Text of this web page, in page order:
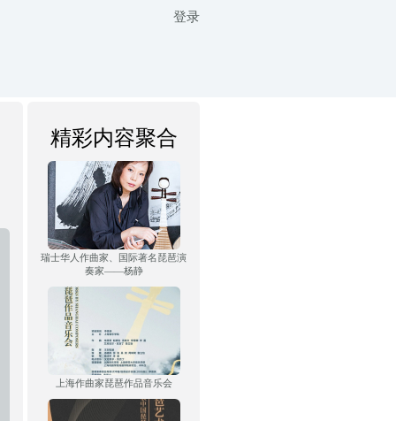
登录
精彩内容聚合
瑞士华人作曲家、国际著名琵琶演
奏家——杨静
上海作曲家琵琶作品音乐会